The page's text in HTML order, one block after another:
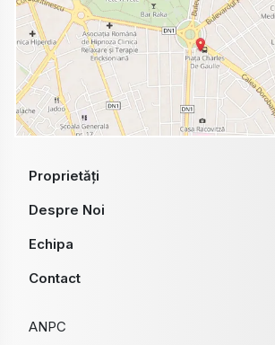
Proprietăți
Despre Noi
Echipa
Contact
ANPC